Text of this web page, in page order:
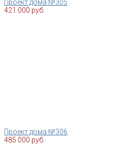
Проект дома №305
421 000 руб.
Проект дома №306
485 000 руб.